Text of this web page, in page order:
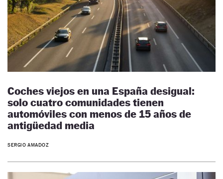
Coches viejos en una España desigual:
solo cuatro comunidades tienen
automóviles con menos de 15 años de
antigüedad media
SERGIO AMADOZ